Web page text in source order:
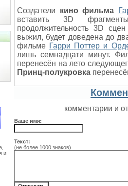
и
Создатели кино фильма
вставить 3D
продолжительность 3D
выжил, будет доведена до
фильме Гарри Поттер и
лишь семнадцати минут.
перенесён на лето
Принц-полукровка
комментарии и
Ваше имя:
Текст:
(не более 1000 знаков)